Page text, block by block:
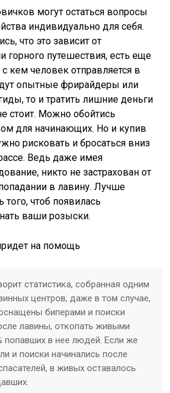
могут остаться вопросы
индивидуально для себя.
что это зависит от
горного путешествия, есть еще
кем человек отправляется в
опытные фрирайдеры или
то и тратить лишние деньги
стоит. Можно обойтись
для начинающих. Но и купив
рисковать и бросаться вниз
Ведь даже имея
никто не застрахован от
в лавину. Лучше
чтоб появилась
ваши розыски.
статистика, собранная одним
центров, даже в том случае,
биперами и поиски
лавины, откопать живыми
попавших в нее людей. Если же
и поиски начинались после
в живых оставалось